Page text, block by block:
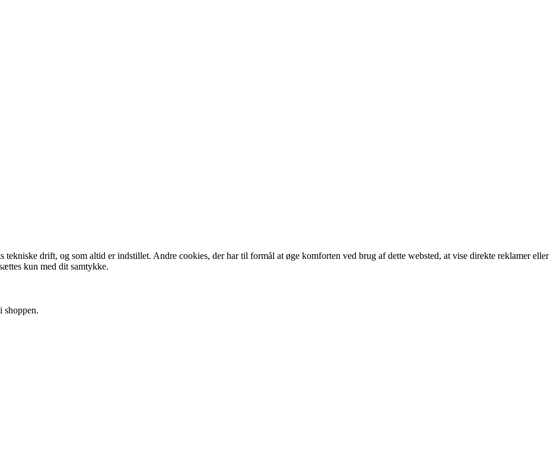
tekniske drift, og som altid er indstillet. Andre cookies, der har til formål at øge komforten ved brug af dette websted, at vise direkte reklamer eller
kun med dit samtykke.
shoppen.